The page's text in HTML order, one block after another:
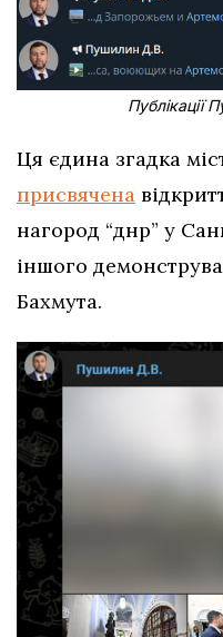
Публікації
Ця єдина згадка
присвячена
нагород “днр” у
іншого
Бахмута.